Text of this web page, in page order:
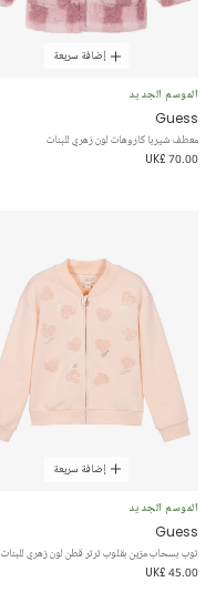
إضافة سريعة
الموسم الجديد
Guess
معطف شيربا كاروهات لون زهري للبنات
UK£ 70.00
إضافة سريعة
الموسم الجديد
Guess
توب بسحاب مزين بقلوب ترتر قطن لون زهري للبنات
UK£ 45.00